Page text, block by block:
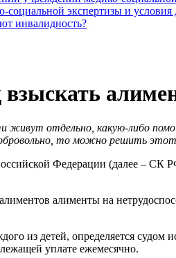
социальной экспертизы и условия
инвалидность?
живут отдельно, какую-либо
то можно решить этот
Федерации (далее – СК
алименты на
из детей, определяется
уплате ежемесячно.